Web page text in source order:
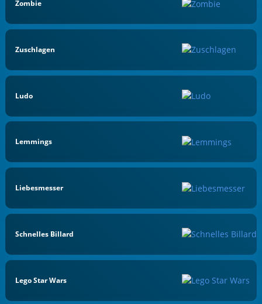
Zombie
Zuschlagen
Ludo
Lemmings
Liebesmesser
Schnelles Billard
Lego Star Wars